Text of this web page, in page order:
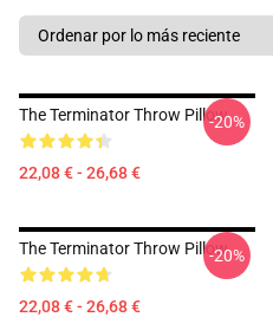
The Terminator Throw Pillow
22,08 € - 26,68 €
-20%
The Terminator Throw Pillow
22,08 € - 26,68 €
-20%